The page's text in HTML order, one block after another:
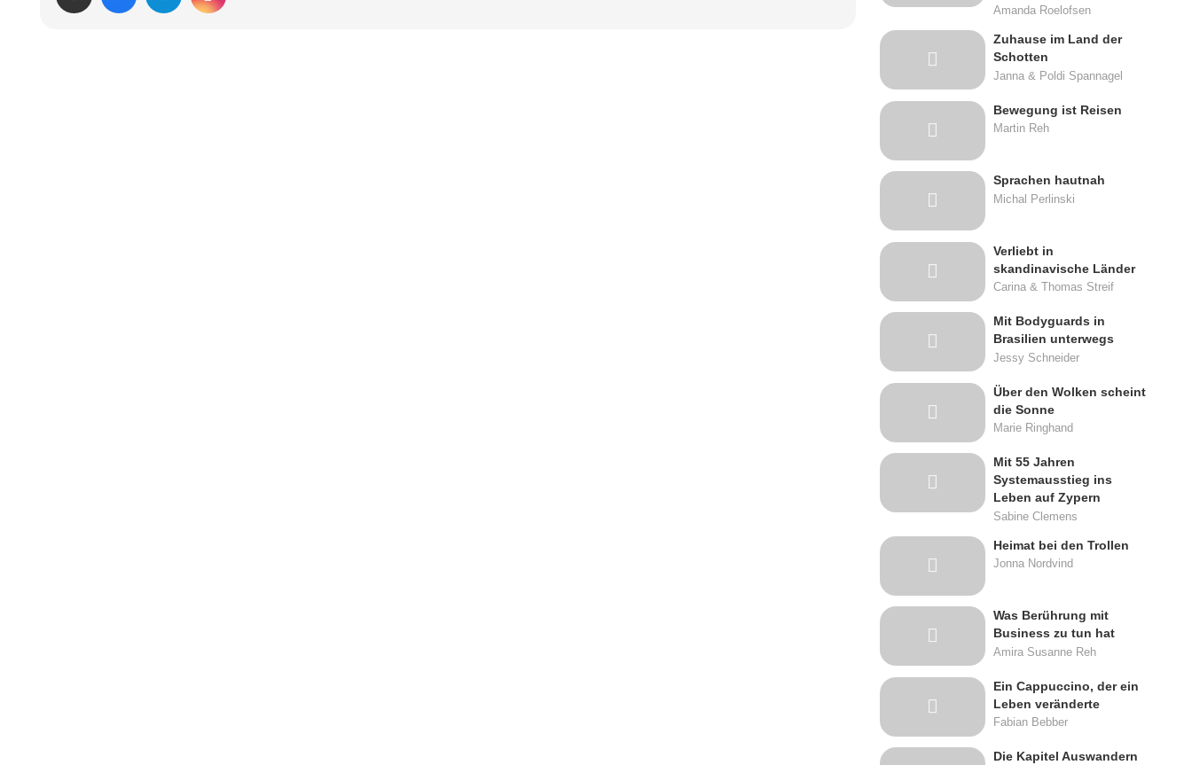
Amanda Roelofsen
Zuhause im Land der
Schotten
Janna & Poldi Spannagel
Bewegung ist Reisen
Martin Reh
Sprachen hautnah
Michal Perlinski
Verliebt in
skandinavische Länder
Carina & Thomas Streif
Mit Bodyguards in
Brasilien unterwegs
Jessy Schneider
Über den Wolken scheint
die Sonne
Marie Ringhand
Mit 55 Jahren
Systemausstieg ins
Leben auf Zypern
Sabine Clemens
Heimat bei den Trollen
Jonna Nordvind
Was Berührung mit
Business zu tun hat
Amira Susanne Reh
Ein Cappuccino, der ein
Leben veränderte
Fabian Bebber
Die Kapitel Auswandern